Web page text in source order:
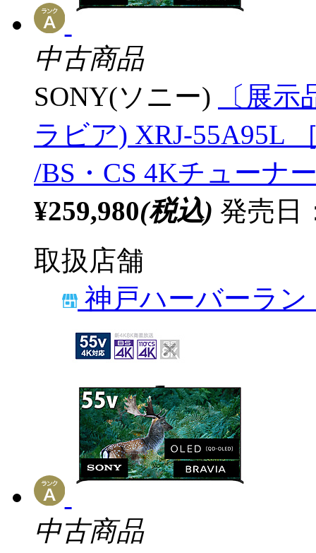
中古商品
SONY(ソニー)
〔展
ラビア) XRJ-55A95L
/BS・CS 4Kチューナ
¥259,980(税込) 発売日
取扱店舗
神戸ハーバーラン
中古商品